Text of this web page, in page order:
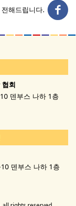
해드립니다.
회
덴부스 나하 1층
덴부스 나하 1층